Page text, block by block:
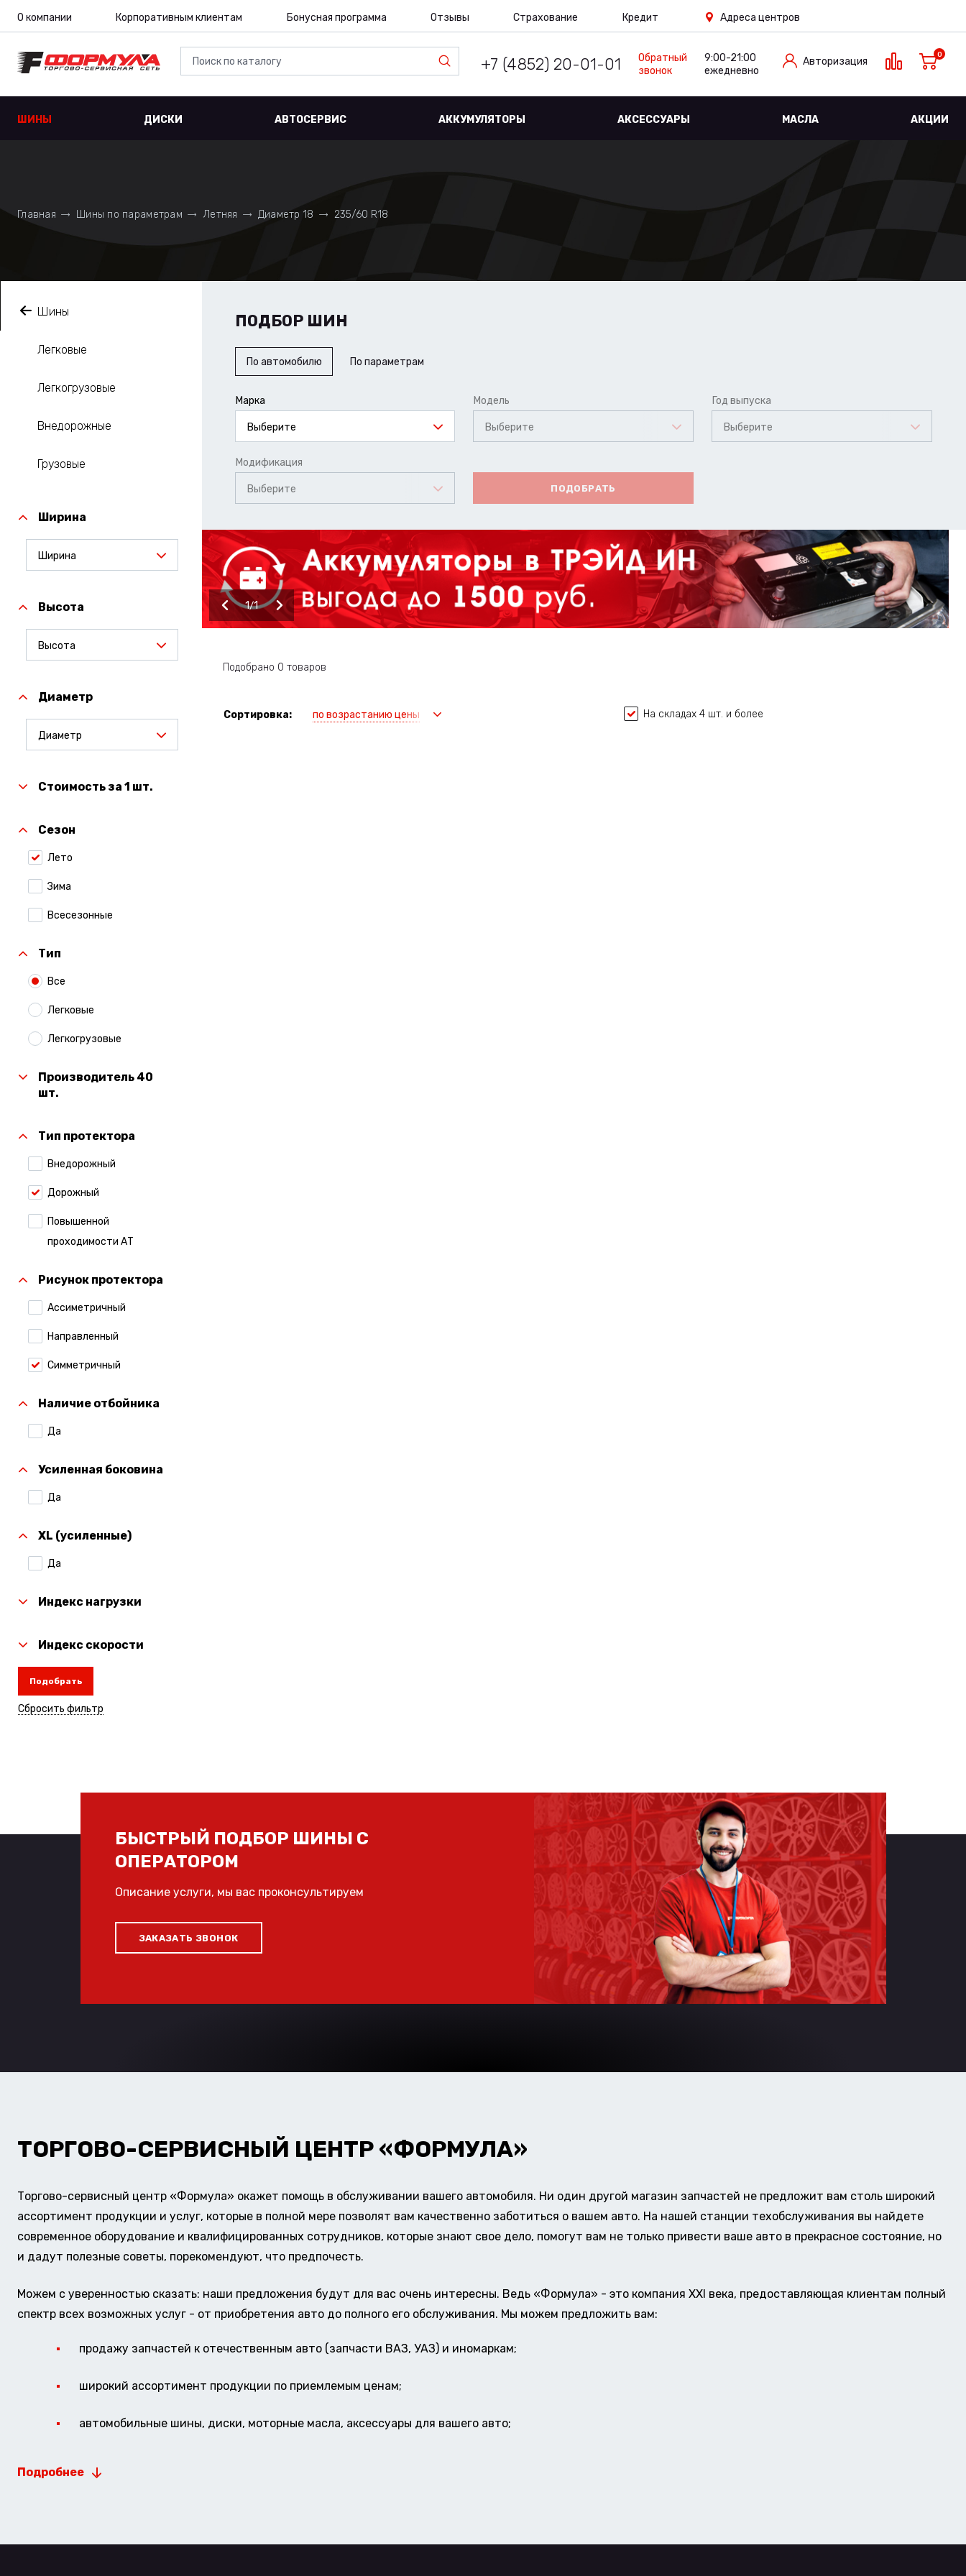
О компании Корпоративным клиентам Бонусная программа Отзывы Страхование Кредит Адреса центров
+7 (4852) 20-01-01
Обратный
звонок
9:00-21:00
ежедневно
Авторизация
0
ШИНЫ ДИСКИ АВТОСЕРВИС АККУМУЛЯТОРЫ АКСЕССУАРЫ МАСЛА АКЦИИ
Главная Шины по параметрам Летняя Диаметр 18 235/60 R18
Шины
Легковые
Легкогрузовые
Внедорожные
Грузовые
Ширина
Ширина
Высота
Высота
Диаметр
Диаметр
Стоимость за 1 шт.
Сезон
Лето
Зима
Всесезонные
Тип
Все
Легковые
Легкогрузовые
Производитель 40
шт.
Тип протектора
Внедорожный
Дорожный
Повышенной
проходимости АТ
Рисунок протектора
Ассиметричный
Направленный
Симметричный
Наличие отбойника
Да
Усиленная боковина
Да
XL (усиленные)
Да
Индекс нагрузки
Индекс скорости
Подобрать
Сбросить фильтр
ПОДБОР ШИН
По автомобилю По параметрам
Марка
Выберите
Модель
Выберите
Год выпуска
Выберите
Модификация
Выберите ПОДОБРАТЬ
1 1
Подобрано 0 товаров
Сортировка: по возрастанию цены На складах 4 шт. и более
БЫСТРЫЙ ПОДБОР ШИНЫ С
ОПЕРАТОРОМ
Описание услуги, мы вас проконсультируем
ЗАКАЗАТЬ ЗВОНОК
ТОРГОВО-СЕРВИСНЫЙ ЦЕНТР «ФОРМУЛА»
Торгово-сервисный центр «Формула» окажет помощь в обслуживании вашего автомобиля. Ни один другой магазин запчастей не предложит вам столь широкий
ассортимент продукции и услуг, которые в полной мере позволят вам качественно заботиться о вашем авто. На нашей станции техобслуживания вы найдете
современное оборудование и квалифицированных сотрудников, которые знают свое дело, помогут вам не только привести ваше авто в прекрасное состояние, но
и дадут полезные советы, порекомендуют, что предпочесть.
Можем с уверенностью сказать: наши предложения будут для вас очень интересны. Ведь «Формула» - это компания XXI века, предоставляющая клиентам полный
спектр всех возможных услуг - от приобретения авто до полного его обслуживания. Мы можем предложить вам:
продажу запчастей к отечественным авто (запчасти ВАЗ, УАЗ) и иномаркам;
широкий ассортимент продукции по приемлемым ценам;
автомобильные шины, диски, моторные масла, аксессуары для вашего авто;
Подробнее